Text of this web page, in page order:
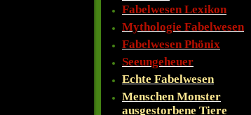
Fabelwesen Lexikon
Mythologie Fabelwesen
Fabelwesen Phönix
Seeungeheuer
Echte Fabelwesen
Menschen Monster
ausgestorbene Tiere